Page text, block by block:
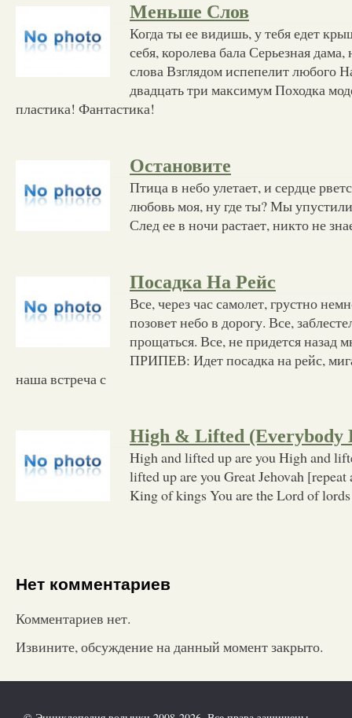
Меньше Слов
Когда ты ее видишь, у тебя едет
себя, королева бала Серьезная
слова Взглядом испепелит любого
двадцать три максимум Походка
пластика! Фантастика!
Остановите
Птица в небо улетает, и сердце
любовь моя, ну где ты? Мы
След ее в ночи растает, никто не
Посадка На Рейс
Все, через час самолет, грустно
позовет небо в дорогу. Все,
прощаться. Все, не придется назад
ПРИПЕВ: Идет посадка на рейс,
наша встреча с
High & Lifted (Everybody
High and lifted up are you High and
lifted up are you Great Jehovah [repeat
King of kings You are the Lord of
Нет комментариев
Комментариев нет.
Извините, обсуждение на данный момент закрыто.